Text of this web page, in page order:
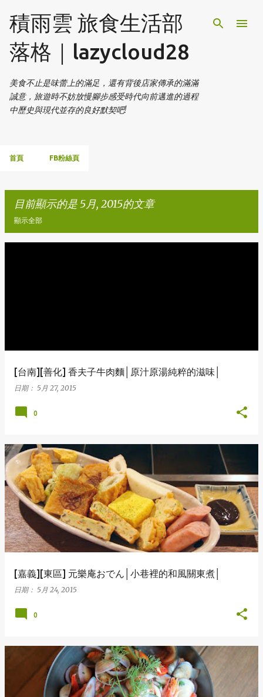
跳到主要內容
積雨雲 旅食生活部
落格｜lazycloud28
美食不止是味蕾上的滿足，還有背後店家傳承的滿滿
誠意，旅遊時不妨放慢腳步感受時代向前邁進的過程
中歷史與現代並存的良好默契吧!
首頁 FB粉絲頁
目前顯示的是 5月, 2015的文章
顯示全部
[台南][善化] 香夫子牛肉麵│原汁原湯純粹的滋味│
日期： 5月 27, 2015
0
[嘉義][東區] 元樂庵おでん│小巷裡的和風關東煮│
日期： 5月 24, 2015
0